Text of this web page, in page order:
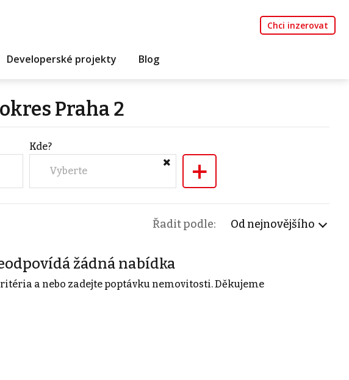
Chci inzerovat
Developerské projekty Blog
Praha 2
Kde?
Vyberte +
Řadit podle: Od nejnovějšího
žádná nabídka
a nebo zadejte poptávku nemovitosti. Děkujeme